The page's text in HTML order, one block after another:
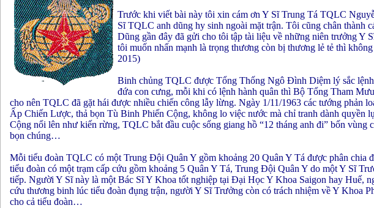
Trước khi viết bài này tôi xin cám ơn Y Sĩ Trung Tá TQLC
Sĩ TQLC anh dũng hy sinh ngoài mặt trận. Tôi cũng chân
Dũng gần đây đã gửi cho tôi tập tài liệu về những niên trưởng Y
tôi muốn nhấn mạnh là trọng thương còn bị thương lẻ tẻ thì
2015)
Binh chủng TQLC được Tổng Thống Ngô Đình Diệm lý sắc
đứa con cưng, mỗi khi có lệnh hành quân thì Bộ Tổng Tham
cho nên TQLC đã gặt hái được nhiều chiến công lẫy lừng. Ngày 1/11/1963 các tướng phản
Ấp Chiến Lược, thả bọn Tù Binh Phiến Cộng, không lo việc nước mà chỉ tranh dành quyền
Cộng nổi lên như kiến rừng, TQLC bắt đầu cuộc sống giang hồ “12 tháng anh đi” bốn vùng
bọn chúng…
Mỗi tiểu đoàn TQLC có một Trung Đội Quân Y gồm khoảng 20 Quân Y Tá được phân chia
tiểu đoàn có một trạm cấp cứu gồm khoảng 5 Quân Y Tá, Trung Đội Quân Y do một Y Sĩ
tiếp. Người Y Sĩ này là một Bác Sĩ Y Khoa tốt nghiệp tại Đại Học Y Khoa Saigon hay Huế,
cứu thương binh lúc tiểu đoàn đụng trận, người Y Sĩ Trưởng còn có trách nhiệm về Y Khoa
cho cả tiểu đoàn…